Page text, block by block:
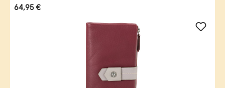
Regulärer Preis:
64,95 €